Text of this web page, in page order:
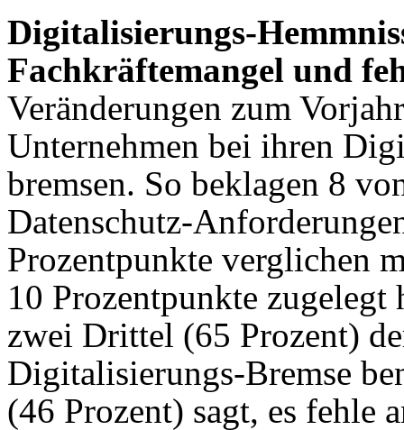
Digitalisierungs-
Fachkräftemangel und
Veränderungen zum
Unternehmen bei ihren
bremsen. So beklagen 8
Datenschutz-
Prozentpunkte verglichen
10 Prozentpunkte zugelegt
zwei Drittel (65 Prozent)
Digitalisierungs-Bremse
(46 Prozent) sagt, es fehle